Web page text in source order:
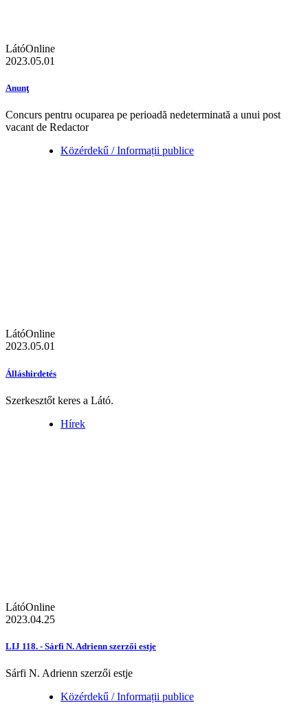
LátóOnline
2023.05.01
Anunţ
Concurs pentru ocuparea pe perioadă nedeterminată a unui post
vacant de Redactor
Közérdekű / Informații publice
LátóOnline
2023.05.01
Álláshirdetés
Szerkesztőt keres a Látó.
Hírek
LátóOnline
2023.04.25
LIJ 118. - Sárfi N. Adrienn szerzői estje
Sárfi N. Adrienn szerzői estje
Közérdekű / Informații publice